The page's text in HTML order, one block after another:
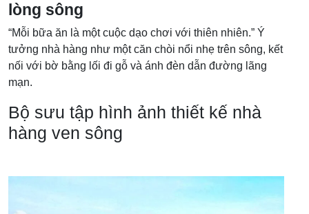
lòng sông
“Mỗi bữa ăn là một cuộc dạo chơi với thiên nhiên.” Ý
tưởng nhà hàng như một căn chòi nổi nhẹ trên sông, kết
nối với bờ bằng lối đi gỗ và ánh đèn dẫn đường lãng
mạn.
Bộ sưu tập hình ảnh thiết kế nhà
hàng ven sông